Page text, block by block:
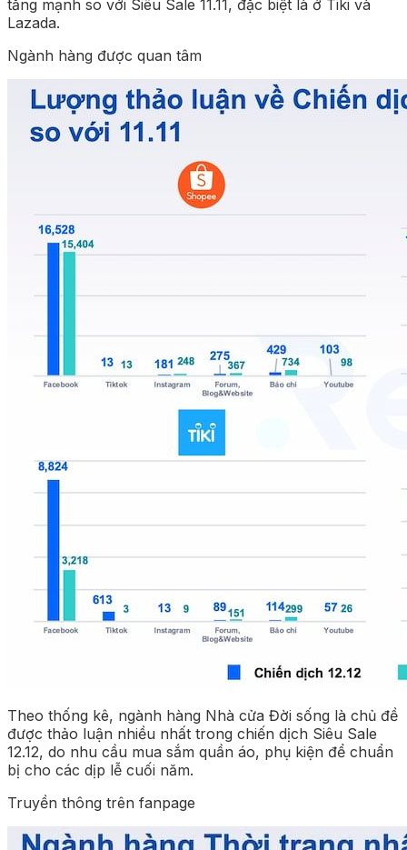
tăng mạnh so với Siêu Sale 11.11, đặc biệt là ở Tiki và
Lazada.
Ngành hàng được quan tâm
Theo thống kê, ngành hàng Nhà cửa Đời sống là chủ đề
được thảo luận nhiều nhất trong chiến dịch Siêu Sale
12.12, do nhu cầu mua sắm quần áo, phụ kiện để chuẩn
bị cho các dịp lễ cuối năm.
Truyền thông trên fanpage